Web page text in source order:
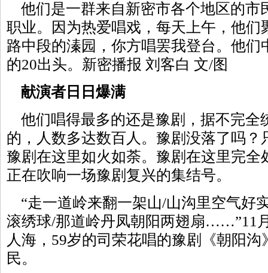
他们是一群来自新密市各个地区的市
职业。因为热爱唱戏，每天上午，他们
路中段的溱园，你方唱罢我登台。他们
的20出头。新密播报 刘客白 文/图
献演者日日爆满
他们唱得最多的还是豫剧，据不完全
的，人数多达数百人。豫剧没落了吗？
豫剧在这里如火如荼。豫剧在这里完全
正在吹响一场豫剧复兴的集结号。
“走一道岭来翻一架山/山沟里空气好
滚绣球/那道岭丹凤朝阳两翅扇……”11
人海，59岁的司荣花唱的豫剧《朝阳
民。